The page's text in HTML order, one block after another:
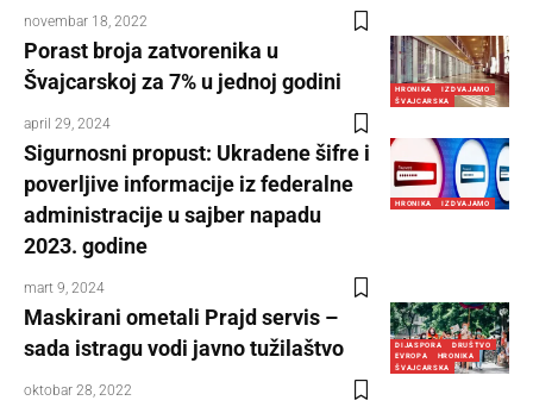
novembar 18, 2022
HRONIKA
IZDVAJAMO
ŠVAJCARSKA
Porast broja zatvorenika u
Švajcarskoj za 7% u jednoj godini
april 29, 2024
HRONIKA IZDVAJAMO
Sigurnosni propust: Ukradene šifre i
poverljive informacije iz federalne
administracije u sajber napadu
2023. godine
mart 9, 2024
DIJASPORA
DRUŠTVO
EVROPA
HRONIKA
ŠVAJCARSKA
Maskirani ometali Prajd servis –
sada istragu vodi javno tužilaštvo
oktobar 28, 2022